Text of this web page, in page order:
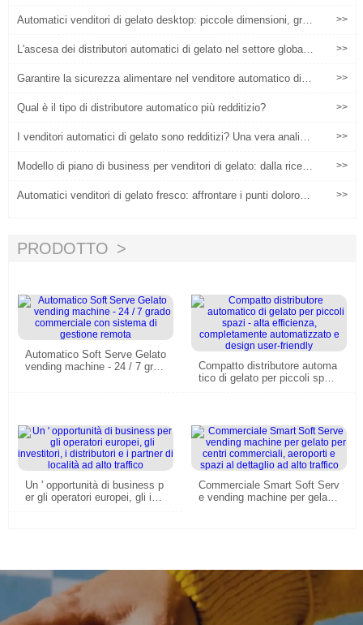
Automatici venditori di gelato desktop: piccole dimensioni, gran
>>
L'ascesa dei distributori automatici di gelato nel settore globale
>>
Garantire la sicurezza alimentare nel venditore automatico di g
>>
Qual è il tipo di distributore automatico più redditizio? >>
I venditori automatici di gelato sono redditizi? Una vera analisi
>>
Modello di piano di business per venditori di gelato: dalla ricerc
>>
Automatici venditori di gelato fresco: affrontare i punti dolorosi
>>
PRODOTTO
Automatico Soft Serve Gelato
vending machine - 24 / 7 grad
Compatto distributore automa
tico di gelato per piccoli spazi
Un ' opportunità di business p
er gli operatori europei, gli inv
Commerciale Smart Soft Serv
e vending machine per gelato